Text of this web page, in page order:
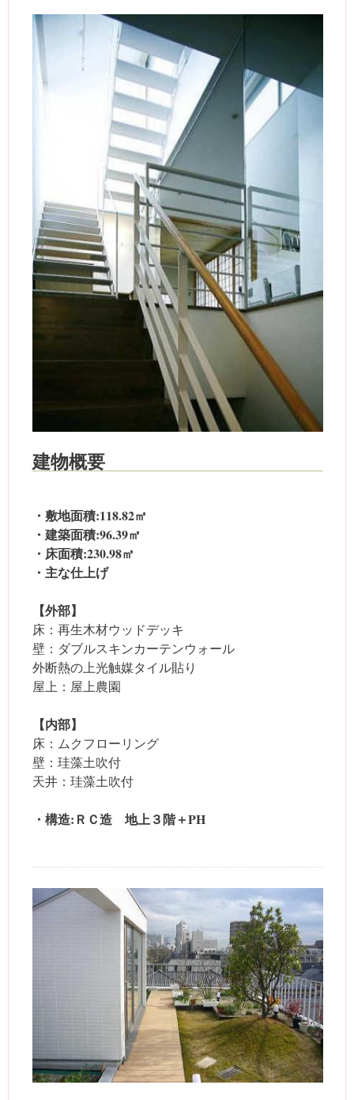
建物概要
・敷地面積:118.82㎡
・建築面積:96.39㎡
・床面積:230.98㎡
・主な仕上げ
【外部】
床：再生木材ウッドデッキ
壁：ダブルスキンカーテンウォール
外断熱の上光触媒タイル貼り
屋上：屋上農園
【内部】
床：ムクフローリング
壁：珪藻土吹付
天井：珪藻土吹付
・構造:ＲＣ造 地上３階＋PH